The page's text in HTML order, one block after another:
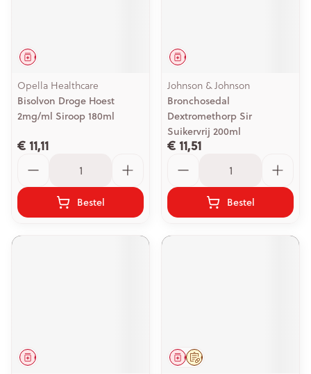
Geneesmiddel
Opella Healthcare
Bisolvon Droge Hoest
2mg/ml Siroop 180ml
€ 11,11
Bestel
Geneesmiddel
Johnson & Johnson
Bronchosedal
Dextromethorp Sir
Suikervrij 200ml
€ 11,51
Bestel
Geneesmiddel Op voorschrift
Geneesmiddel